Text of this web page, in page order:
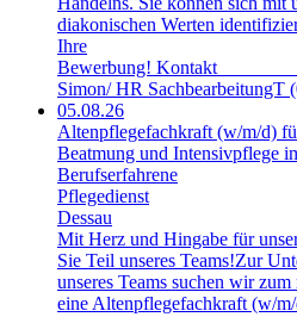
diakonischen Werten
Ihre
Simon/ HR SachbearbeitungT
05.08.26
Altenpflegefachkraft (w/m/d)
Beatmung und Intensivpflege
Berufserfahrene
Pflegedienst
Dessau
Mit Herz und Hingabe für
Sie Teil unseres Teams!Zur
unseres Teams suchen wir
eine Altenpflegefachkraft (w/